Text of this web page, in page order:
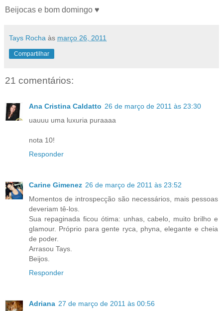
Beijocas e bom domingo ♥
Tays Rocha às março 26, 2011
Compartilhar
21 comentários:
Ana Cristina Caldatto 26 de março de 2011 às 23:30
uauuu uma luxuria puraaaa
nota 10!
Responder
Carine Gimenez 26 de março de 2011 às 23:52
Momentos de introspecção são necessários, mais pessoas
deveriam tê-los.
Sua repaginada ficou ótima: unhas, cabelo, muito brilho e
glamour. Próprio para gente ryca, phyna, elegante e cheia
de poder.
Arrasou Tays.
Beijos.
Responder
Adriana 27 de março de 2011 às 00:56